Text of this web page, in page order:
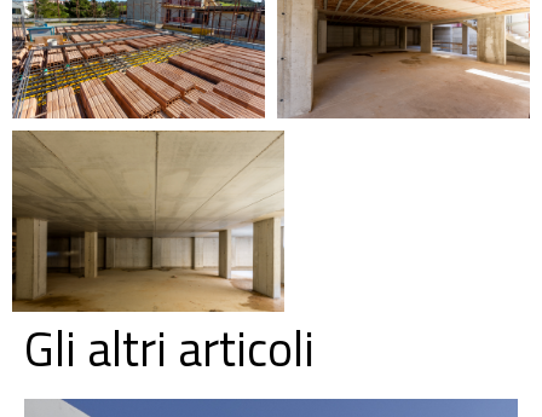
Gli altri articoli